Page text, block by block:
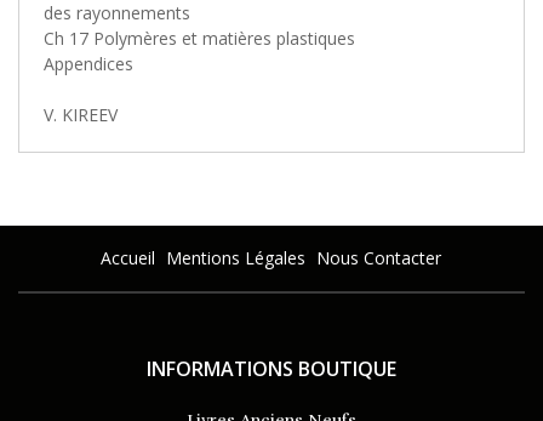
des rayonnements
Ch 17 Polymères et matières plastiques
Appendices
V. KIREEV
Accueil Mentions Légales Nous Contacter
INFORMATIONS BOUTIQUE